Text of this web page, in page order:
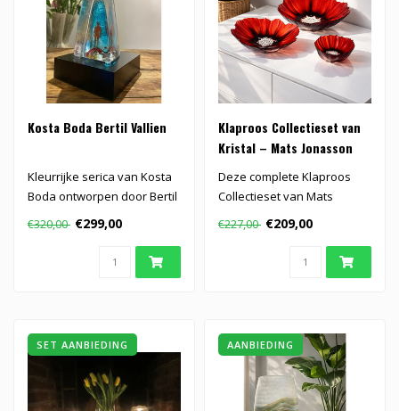
Kosta Boda Bertil Vallien
Kleurrijke serica van Kosta
Boda ontworpen door Bertil
€320,00 €299,00
Klaproos Collectieset van
Kristal – Mats Jonasson
Deze complete Klaproos
Collectieset van Mats
Jonasson bestaat uit een
waxinelich..
€227,00 €209,00
SET AANBIEDING AANBIEDING